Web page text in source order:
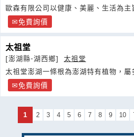
歐森有限公司以健康、美麗、生活為主
妝保養免費詢價
太祖堂
[澎湖縣-湖西鄉]
太祖堂
太祖堂澎湖一條根為澎湖特有植物，屬
豐富的異黃酮及總多酚
免費詢價
1 2 3 4 5 6 7 8 9 10